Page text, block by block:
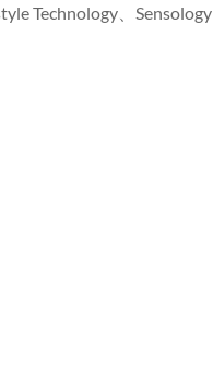
Technology、Sensology